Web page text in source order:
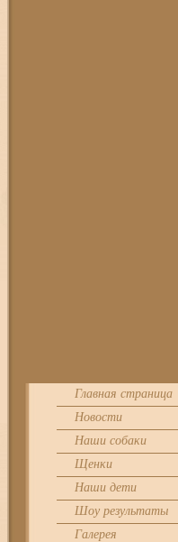
Главная страница
Новости
Наши собаки
Щенки
Наши дети
Шоу результаты
Галерея